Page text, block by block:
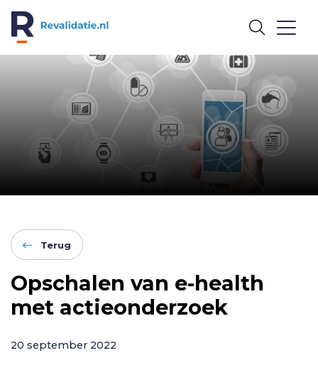
REVALIDATIE.NL
Terug
Opschalen van e-health
met actieonderzoek
20 september 2022